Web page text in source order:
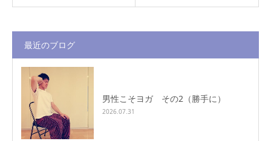
最近のブログ
男性こそヨガ その2（勝手に）
2026.07.31